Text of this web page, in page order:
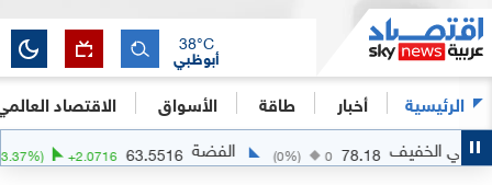
الرئيسية أخبار طاقة الأسواق الاقتصاد
أبوظبي
38°C
78.18
0
(0 %) الفضة 63.5516
+2.0716
( +3.37%)